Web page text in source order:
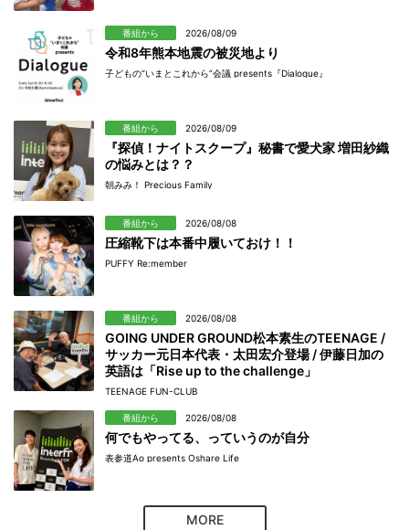
番組から 2026/08/09
令和8年熊本地震の被災地より
子どもの“いまとこれから”会議 presents『Dialogue』
番組から 2026/08/09
『探偵！ナイトスクープ』秘書で愛犬家 増田紗織
の悩みとは？？
朝みみ！ Precious Family
番組から 2026/08/08
圧縮靴下は本番中履いておけ！！
PUFFY Re:member
番組から 2026/08/08
GOING UNDER GROUND松本素生のTEENAGE /
サッカー元日本代表・太田宏介登場 / 伊藤日加の
英語は「Rise up to the challenge」
TEENAGE FUN-CLUB
番組から 2026/08/08
何でもやってる、っていうのが自分
表参道Ao presents Oshare Life
MORE